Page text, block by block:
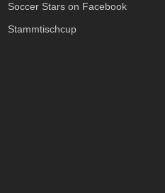
Soccer Stars on Facebook
Stammtischcup